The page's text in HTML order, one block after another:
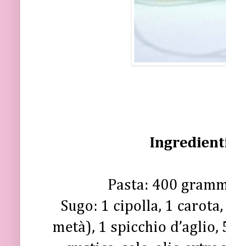
Pasta: 400
Sugo: 1 cipolla, 1
metà), 1 spicchio